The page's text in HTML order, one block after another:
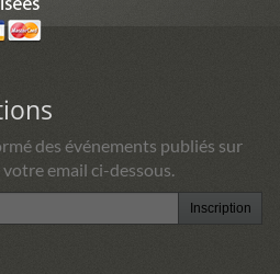
des événements publiés sur
email ci-dessous.
Inscription